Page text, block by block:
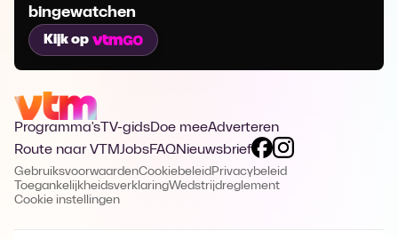
bingewatchen
Kijk op
Programma's TV-gidsDoe meeAdverteren
Route naar VTMJobsFAQNieuwsbrief
GebruiksvoorwaardenCookiebeleid Privacybeleid
ToegankelijkheidsverklaringWedstrijdreglement
Cookie instellingen